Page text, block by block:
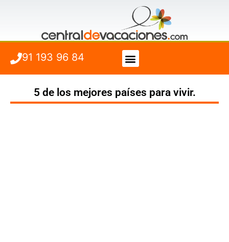
91 193 96 84
5 de los mejores países para vivir.